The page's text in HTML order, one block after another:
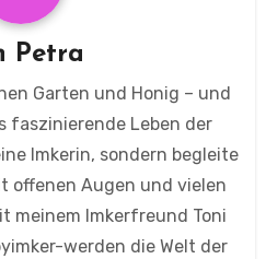
Petra
Garten und Honig – und
faszinierende Leben der
Imkerin, sondern begleite
offenen Augen und vielen
meinem Imkerfreund Toni
werden die Welt der